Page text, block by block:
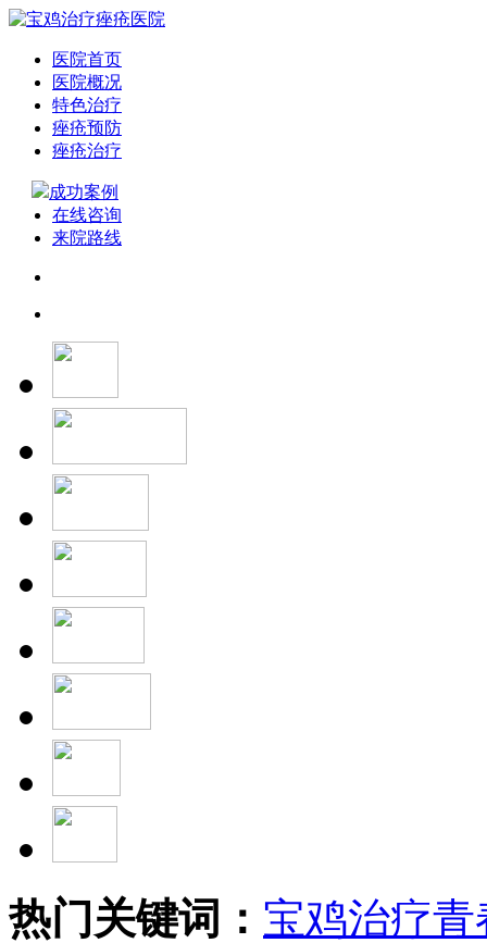
医院首页
医院概况
特色治疗
痤疮预防
痤疮治疗
成功案例
在线咨询
来院路线
热门关键词： 宝鸡治疗